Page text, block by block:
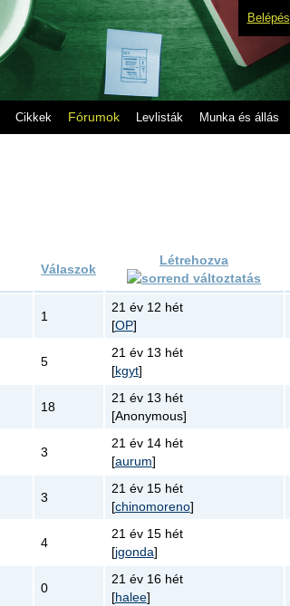
Belépés
Cikkek Fórumok Levlisták Munka és állás
Válaszok
Létrehozva
1
21 év 12 hét
[OP]
5
21 év 13 hét
[kgyt]
18
21 év 13 hét
[Anonymous]
3
21 év 14 hét
[aurum]
3
21 év 15 hét
[chinomoreno]
4
21 év 15 hét
[jgonda]
0
21 év 16 hét
[halee]